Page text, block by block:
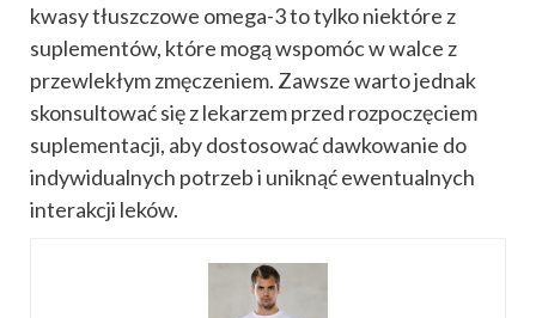
kwasy tłuszczowe omega-3 to tylko niektóre z
suplementów, które mogą wspomóc w walce z
przewlekłym zmęczeniem. Zawsze warto jednak
skonsultować się z lekarzem przed rozpoczęciem
suplementacji, aby dostosować dawkowanie do
indywidualnych potrzeb i uniknąć ewentualnych
interakcji leków.